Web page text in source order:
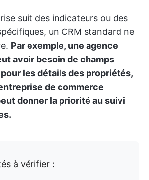
suit des indicateurs ou des
un CRM standard ne
Par exemple, une agence
avoir besoin de champs
les détails des propriétés,
de commerce
donner la priorité au suivi
à vérifier :